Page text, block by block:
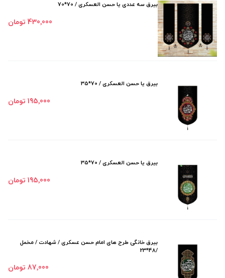
بیرق سه عددی یا حسن العسکری / 70*70
430٬000 تومان
بیرق یا حسن العسکری / 70*35
195٬000 تومان
بیرق یا حسن العسکری / 70*35
195٬000 تومان
بیرق خانگی طرح های امام حسن عسکری / شهادت / مخمل
/48*23
87٬000 تومان